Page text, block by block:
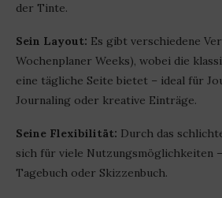
der Tinte.
Sein Layout: Es gibt verschiedene
Wochenplaner Weeks), wobei die
eine tägliche Seite bietet – ideal für
Journaling oder kreative Einträge.
Seine Flexibilität: Durch das
sich für viele Nutzungsmöglichkeiten
Tagebuch oder Skizzenbuch.